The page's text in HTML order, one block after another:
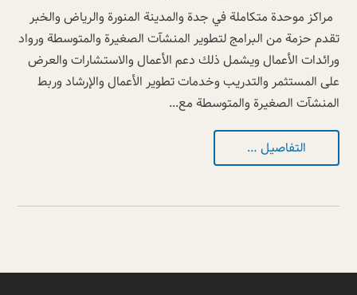
مراكز موحدة متكاملة في جدة والمدينة المنورة والرياض والخبر
تقدم حزمة من البرامج لتطوير المنشآت الصغيرة والمتوسطة ورواد
ورائدات الأعمال ويشمل ذلك دعم الأعمال والاستشارات والعرض
على المستثمر والتدريب وخدمات تطوير الأعمال والإرشاد وربط
المنشآت الصغيرة والمتوسطة مع...
التفاصيل …